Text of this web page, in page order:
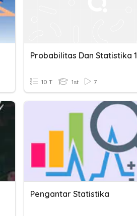
Probabilitas Dan Statistika 1
10 T 1st 7
Pengantar Statistika